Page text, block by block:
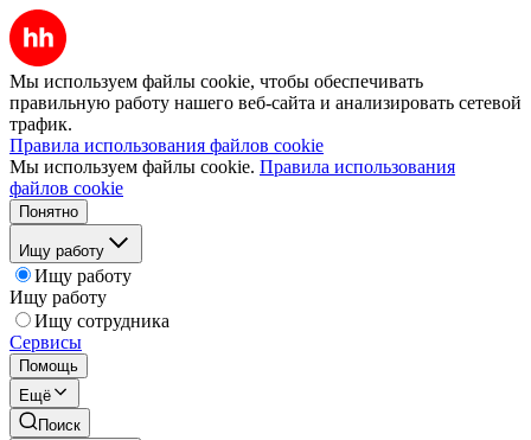
Мы используем файлы cookie, чтобы обеспечивать
правильную работу нашего веб-сайта и анализировать сетевой
трафик.
Правила использования файлов cookie
Мы используем файлы cookie. Правила использования
файлов cookie
Понятно
Ищу работу
Ищу работу
Ищу работу
Ищу сотрудника
Сервисы
Помощь
Ещё
Поиск